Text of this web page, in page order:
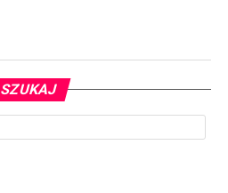
SZUKAJ